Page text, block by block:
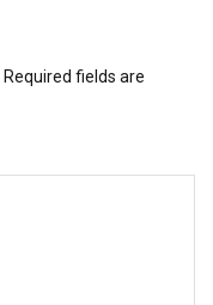
Required fields are